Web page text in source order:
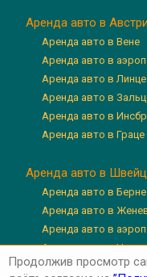
Аренда авто в
Аренда авто в Вене
Аренда авто в
Аренда авто в Линце
Аренда авто в
Аренда авто в
Аренда авто в Граце
Аренда авто в
Аренда авто в Берне
Аренда авто в
Аренда авто в
Аренда авто в
Аренда авто в
Продолжив просмотр